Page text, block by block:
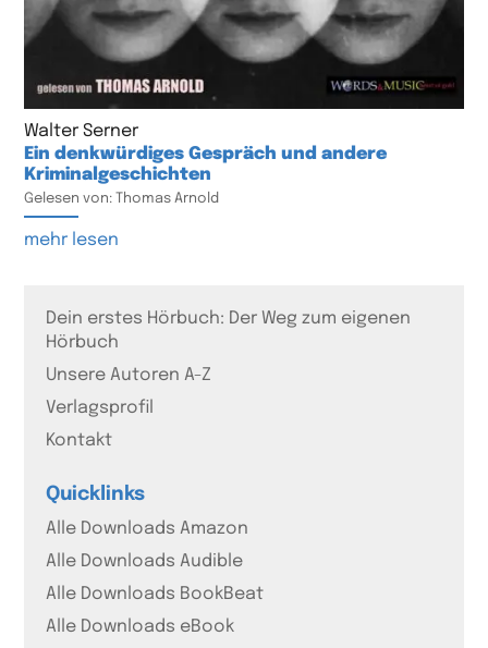
Walter Serner
Ein denkwürdiges Gespräch und andere
Kriminalgeschichten
Gelesen von: Thomas Arnold
mehr lesen
Dein erstes Hörbuch: Der Weg zum eigenen
Hörbuch
Unsere Autoren A-Z
Verlagsprofil
Kontakt
Quicklinks
Alle Downloads Amazon
Alle Downloads Audible
Alle Downloads BookBeat
Alle Downloads eBook